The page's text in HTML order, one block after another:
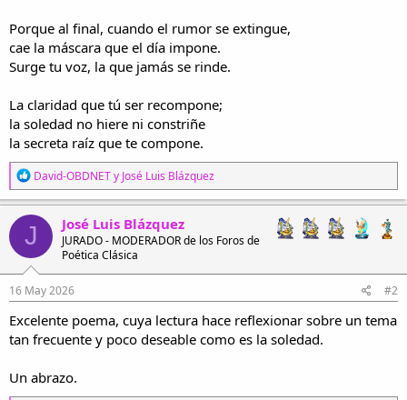
Porque al final, cuando el rumor se extingue,
cae la máscara que el día impone.
Surge tu voz, la que jamás se rinde.
La claridad que tú ser recompone;
la soledad no hiere ni constriñe
la secreta raíz que te compone.
R
e
a
c
c
i
o
n
e
s
:
David-OBDNETy José Luis Blázquez
J José Luis Blázquez
JURADO - MODERADOR de los Foros de
Poética Clásica
16 May 2026 #2
Excelente poema, cuya lectura hace reflexionar sobre un tema
tan frecuente y poco deseable como es la soledad.
Un abrazo.